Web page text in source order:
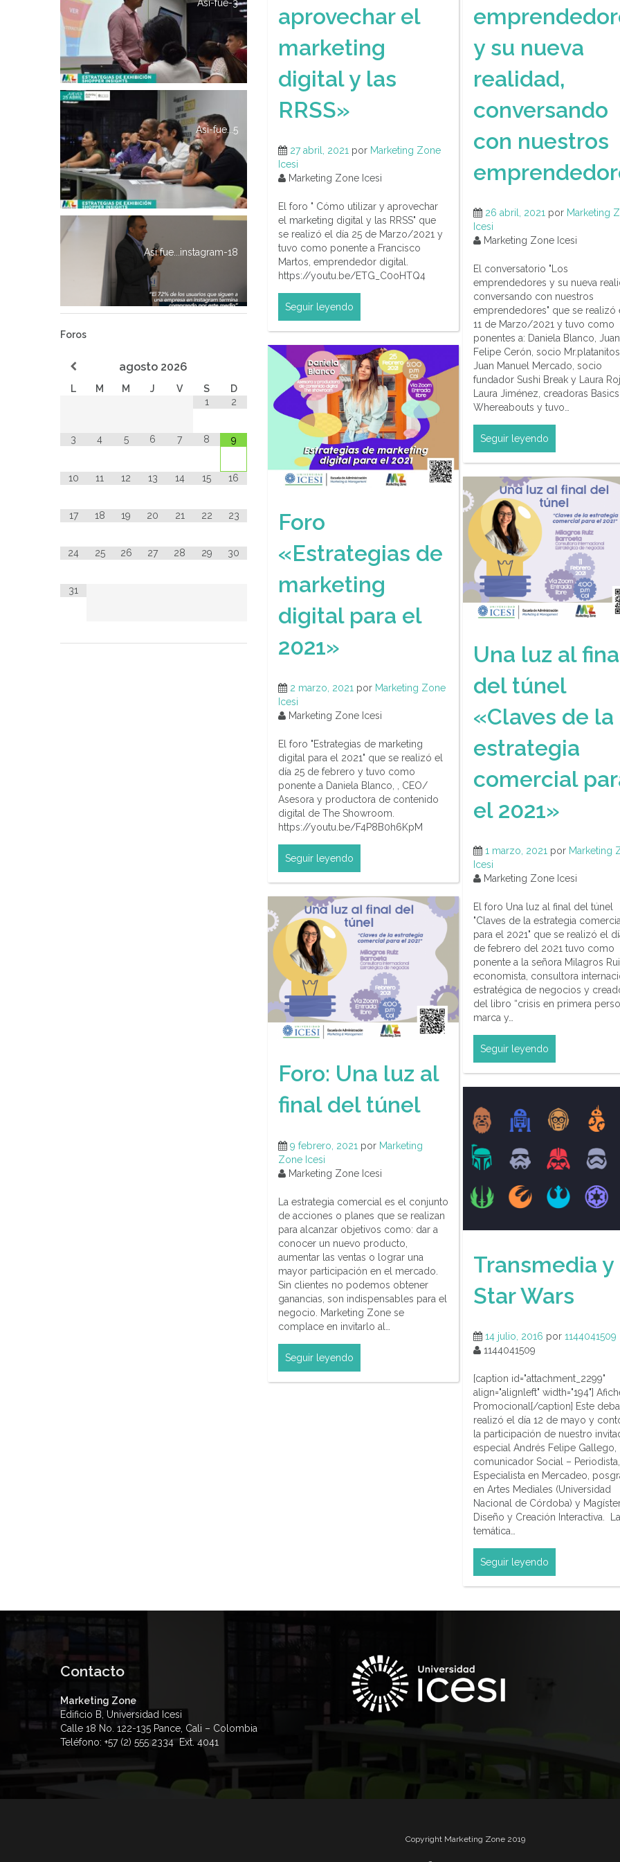
Asi-fue-3
Asi-fue...5
Asi fue...instagram-18
Foros
agosto 2026
L M M J V S
D
1
2
3 4 5 6 7 8 9
10 11 12 13 14 15 16
17 18 19 20 21 22 23
24 25 26 27 28 29 30
31
aprovechar el
marketing
digital y las
RRSS»
27 abril, 2021 por Marketing Zone
Icesi
Marketing Zone Icesi
El foro " Cómo utilizar y aprovechar
el marketing digital y las RRSS" que
se realizó el día 25 de Marzo/2021 y
tuvo como ponente a Francisco
Martos, emprendedor digital.
https://youtu.be/ETG_C0oHTQ4
Seguir leyendo
y su nueva
realidad,
conversando
con nuestros
26 abril, 2021 por Marketing
Icesi
Marketing Zone Icesi
El conversatorio "Los
emprendedores y su nueva
conversando con nuestros
emprendedores" que se realizó
11 de Marzo/2021 y tuvo como
ponentes a: Daniela Blanco, Juan
Felipe Cerón, socio Mr.platanitos,
Juan Manuel Mercado, socio
fundador Sushi Break y Laura
Laura Jiménez, creadoras Basics
Whereabouts y tuvo…
Seguir leyendo
Foro
«Estrategias de
marketing
digital para el
2021»
2 marzo, 2021 por Marketing Zone
Icesi
Marketing Zone Icesi
El foro "Estrategias de marketing
digital para el 2021" que se realizó el
día 25 de febrero y tuvo como
ponente a Daniela Blanco, , CEO/
Asesora y productora de contenido
digital de The Showroom.
https://youtu.be/F4P8B0h6KpM
Seguir leyendo
Una luz al
del túnel
«Claves de la
estrategia
comercial
el 2021»
1 marzo, 2021 por Marketing
Icesi
Marketing Zone Icesi
El foro Una luz al final del túnel
"Claves de la estrategia comercial
para el 2021" que se realizó el
de febrero del 2021 tuvo como
ponente a la señora Milagros
economista, consultora
estratégica de negocios y
del libro “crisis en primera
marca y…
Seguir leyendo
Foro: Una luz al
final del túnel
9 febrero, 2021 por Marketing
Zone Icesi
Marketing Zone Icesi
La estrategia comercial es el conjunto
de acciones o planes que se realizan
para alcanzar objetivos como: dar a
conocer un nuevo producto,
aumentar las ventas o lograr una
mayor participación en el mercado.
Sin clientes no podemos obtener
ganancias, son indispensables para el
negocio. Marketing Zone se
complace en invitarlo al…
Seguir leyendo
Transmedia y
Star Wars
14 julio, 2016 por 1144041509
1144041509
[caption id="attachment_2299"
align="alignleft" width="194"]
Promocional[/caption] Este
realizó el día 12 de mayo y
la participación de nuestro
especial Andrés Felipe Gallego,
comunicador Social – Periodista,
Especialista en Mercadeo,
en Artes Mediales (Universidad
Nacional de Córdoba) y
Diseño y Creación Interactiva. La
temática…
Seguir leyendo
Contacto
Marketing Zone
Edificio B, Universidad Icesi
Calle 18 No. 122-135 Pance, Cali – Colombia
Teléfono: +57 (2) 555 2334 Ext. 4041
Copyright Marketing Zone 2019